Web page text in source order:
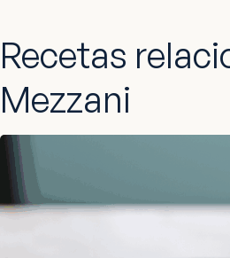
Recetas
Mezzani